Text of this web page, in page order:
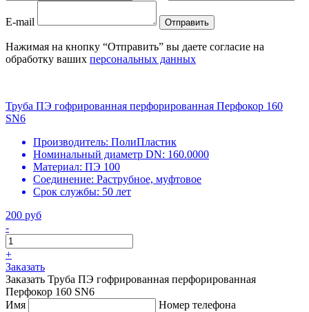
E-mail Отправить
Нажимая на кнопку “Отправить” вы даете согласие на
обработку ваших персональных данных
Труба ПЭ гофрированная перфорированная Перфокор 160
SN6
Производитель: ПолиПластик
Номинальный диаметр DN: 160.0000
Материал: ПЭ 100
Соединение: Раструбное, муфтовое
Срок службы: 50 лет
200 руб
-
+
Заказать
Заказать Труба ПЭ гофрированная перфорированная
Перфокор 160 SN6
Имя
Номер телефона